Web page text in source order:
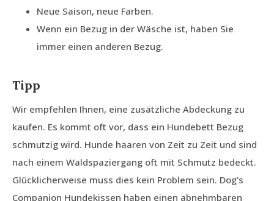
Neue Saison, neue Farben.
Wenn ein Bezug in der Wäsche ist, haben Sie
immer einen anderen Bezug.
Tipp
Wir empfehlen Ihnen, eine zusätzliche Abdeckung zu
kaufen. Es kommt oft vor, dass ein Hundebett Bezug
schmutzig wird. Hunde haaren von Zeit zu Zeit und sind
nach einem Waldspaziergang oft mit Schmutz bedeckt.
Glücklicherweise muss dies kein Problem sein. Dog's
Companion Hundekissen haben einen abnehmbaren